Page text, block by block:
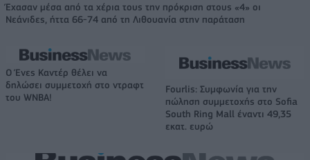
Έχασαν μέσα από τα χέρια τους την πρόκριση στους «4» οι
Νεάνιδες, ήττα 66-74 από τη Λιθουανία στην παράταση
Ο Ένες Καντέρ θέλει να
δηλώσει συμμετοχή στο ντραφτ
του WNBA!
Fourlis: Συμφωνία για την
πώληση συμμετοχής στο Sofia
South Ring Mall έναντι 49,35
εκατ. ευρώ